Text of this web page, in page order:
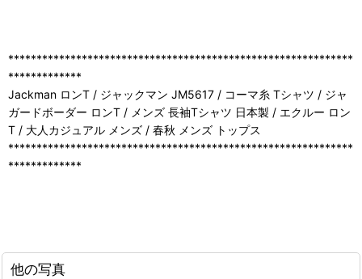
*************************************************************
*************
Jackman ロンT / ジャックマン JM5617 / コーマ糸 Tシャツ / ジャ
ガードボーダー ロンT / メンズ 長袖Tシャツ 日本製 / エクルー ロン
T / 大人カジュアル メンズ / 春秋 メンズ トップス
*************************************************************
*************
他の写真